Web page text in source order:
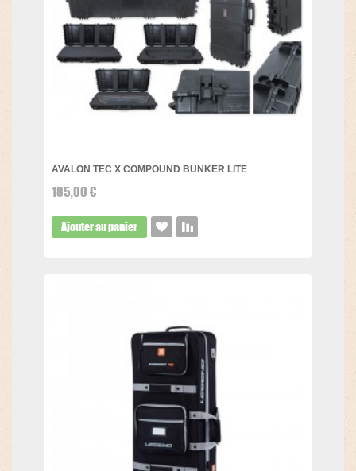
AVALON TEC X COMPOUND BUNKER LITE
185,00 €
Ajouter au panier